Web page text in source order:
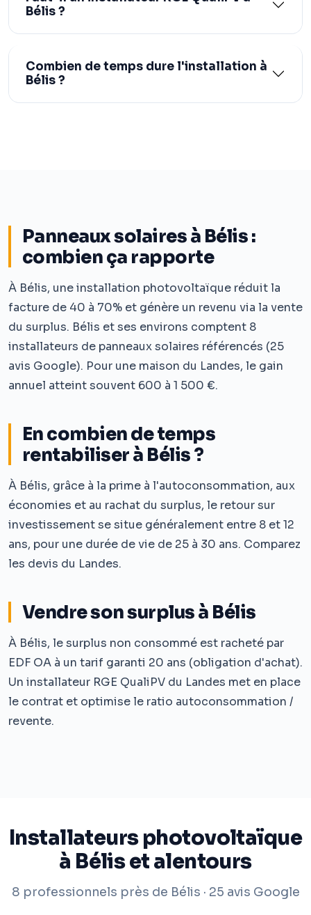
Panneaux solaires à Bélis :
combien ça rapporte
À Bélis, une installation photovoltaïque réduit la
facture de 40 à 70% et génère un revenu via la vente
du surplus. Bélis et ses environs comptent 8
installateurs de panneaux solaires référencés (25
avis Google). Pour une maison du Landes, le gain
annuel atteint souvent 600 à 1 500 €.
En combien de temps
rentabiliser à Bélis ?
À Bélis, grâce à la prime à l'autoconsommation, aux
économies et au rachat du surplus, le retour sur
investissement se situe généralement entre 8 et 12
ans, pour une durée de vie de 25 à 30 ans. Comparez
les devis du Landes.
Vendre son surplus à Bélis
À Bélis, le surplus non consommé est racheté par
EDF OA à un tarif garanti 20 ans (obligation d'achat).
Un installateur RGE QualiPV du Landes met en place
le contrat et optimise le ratio autoconsommation /
revente.
Installateurs photovoltaïque
à Bélis et alentours
8 professionnels près de Bélis · 25 avis Google
Bélis ?
Combien de temps dure l'installation à
Bélis ?